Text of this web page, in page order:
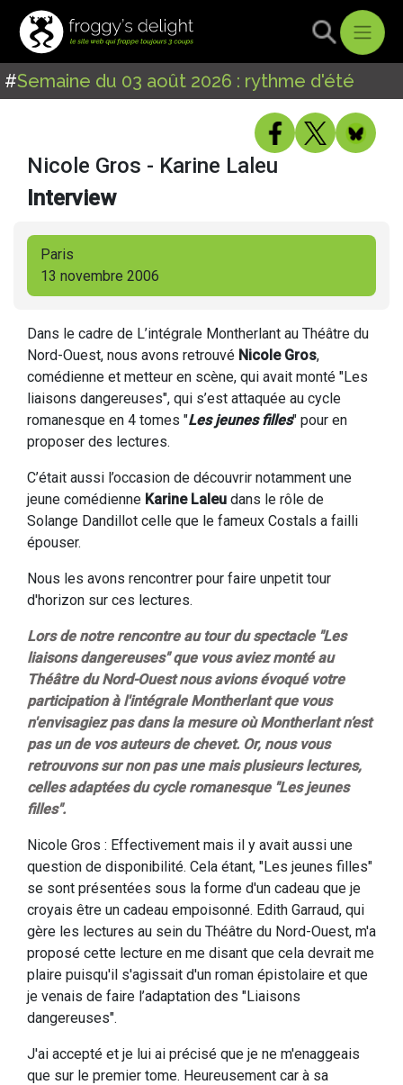
#Semaine du 03 août 2026 : rythme d'été
Nicole Gros - Karine Laleu
Interview
Paris
13 novembre 2006
Dans le cadre de L’intégrale Montherlant au Théâtre du
Nord-Ouest, nous avons retrouvé Nicole Gros,
comédienne et metteur en scène, qui avait monté "Les
liaisons dangereuses", qui s’est attaquée au cycle
romanesque en 4 tomes "Les jeunes filles" pour en
proposer des lectures.
C’était aussi l’occasion de découvrir notamment une
jeune comédienne Karine Laleu dans le rôle de
Solange Dandillot celle que le fameux Costals a failli
épouser.
Nous les avons rencontrer pour faire unpetit tour
d'horizon sur ces lectures.
Lors de notre rencontre au tour du spectacle "Les
liaisons dangereuses" que vous aviez monté au
Théâtre du Nord-Ouest nous avions évoqué votre
participation à l'intégrale Montherlant que vous
n'envisagiez pas dans la mesure où Montherlant n’est
pas un de vos auteurs de chevet. Or, nous vous
retrouvons sur non pas une mais plusieurs lectures,
celles adaptées du cycle romanesque "Les jeunes
filles".
Nicole Gros : Effectivement mais il y avait aussi une
question de disponibilité. Cela étant, "Les jeunes filles"
se sont présentées sous la forme d'un cadeau que je
croyais être un cadeau empoisonné. Edith Garraud, qui
gère les lectures au sein du Théâtre du Nord-Ouest, m'a
proposé cette lecture en me disant que cela devrait me
plaire puisqu'il s'agissait d'un roman épistolaire et que
je venais de faire l’adaptation des "Liaisons
dangereuses".
J'ai accepté et je lui ai précisé que je ne m'enaggeais
que sur le premier tome. Heureusement car à sa